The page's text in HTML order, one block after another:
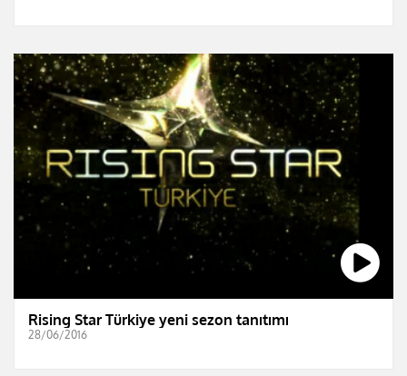
Rising Star Türkiye yeni sezon tanıtımı
28/06/2016